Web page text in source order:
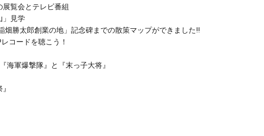
覧会とテレビ番組
」見学
畑勝太郎創業の地」記念碑までの散策マップができました‼
コードを聴こう！
海軍爆撃隊』と『末っ子大将』